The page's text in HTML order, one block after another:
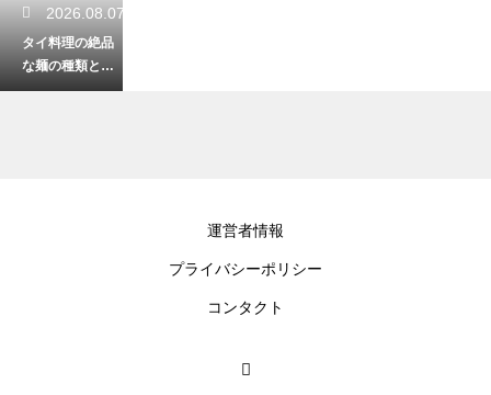
2026.08.07
タイ料理の絶品
な麺の種類と選
び方を大公開！
運営者情報
プライバシーポリシー
コンタクト